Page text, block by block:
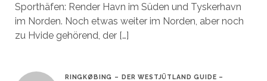
Sporthäfen: Render Havn im Süden und Tyskerhavn
im Norden. Noch etwas weiter im Norden, aber noch
zu Hvide gehörend, der […]
RINGKØBING – DER WESTJÜTLAND GUIDE –